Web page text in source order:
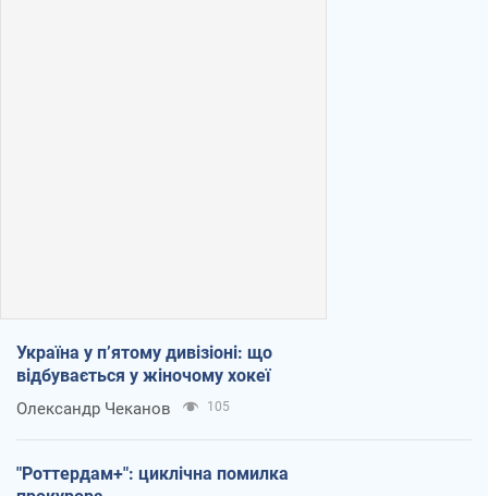
Україна у п’ятому дивізіоні: що
відбувається у жіночому хокеї
Олександр Чеканов 105
"Роттердам+": циклічна помилка